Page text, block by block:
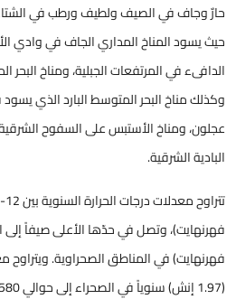
حارٌ وجاف في الصيف ولطيف ورطب في
حيث يسود المناخ المداري الجاف في وادي
الدافىء في المرتفعات الجبلية، ومناخ البحر
وكذلك مناخ البحر المتوسط البارد الذي
عجلون، ومناخ الأستبس على السفوح
البادية الشرقية.